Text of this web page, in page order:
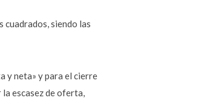
cuadrados, siendo las
y neta» y para el cierre
escasez de oferta,